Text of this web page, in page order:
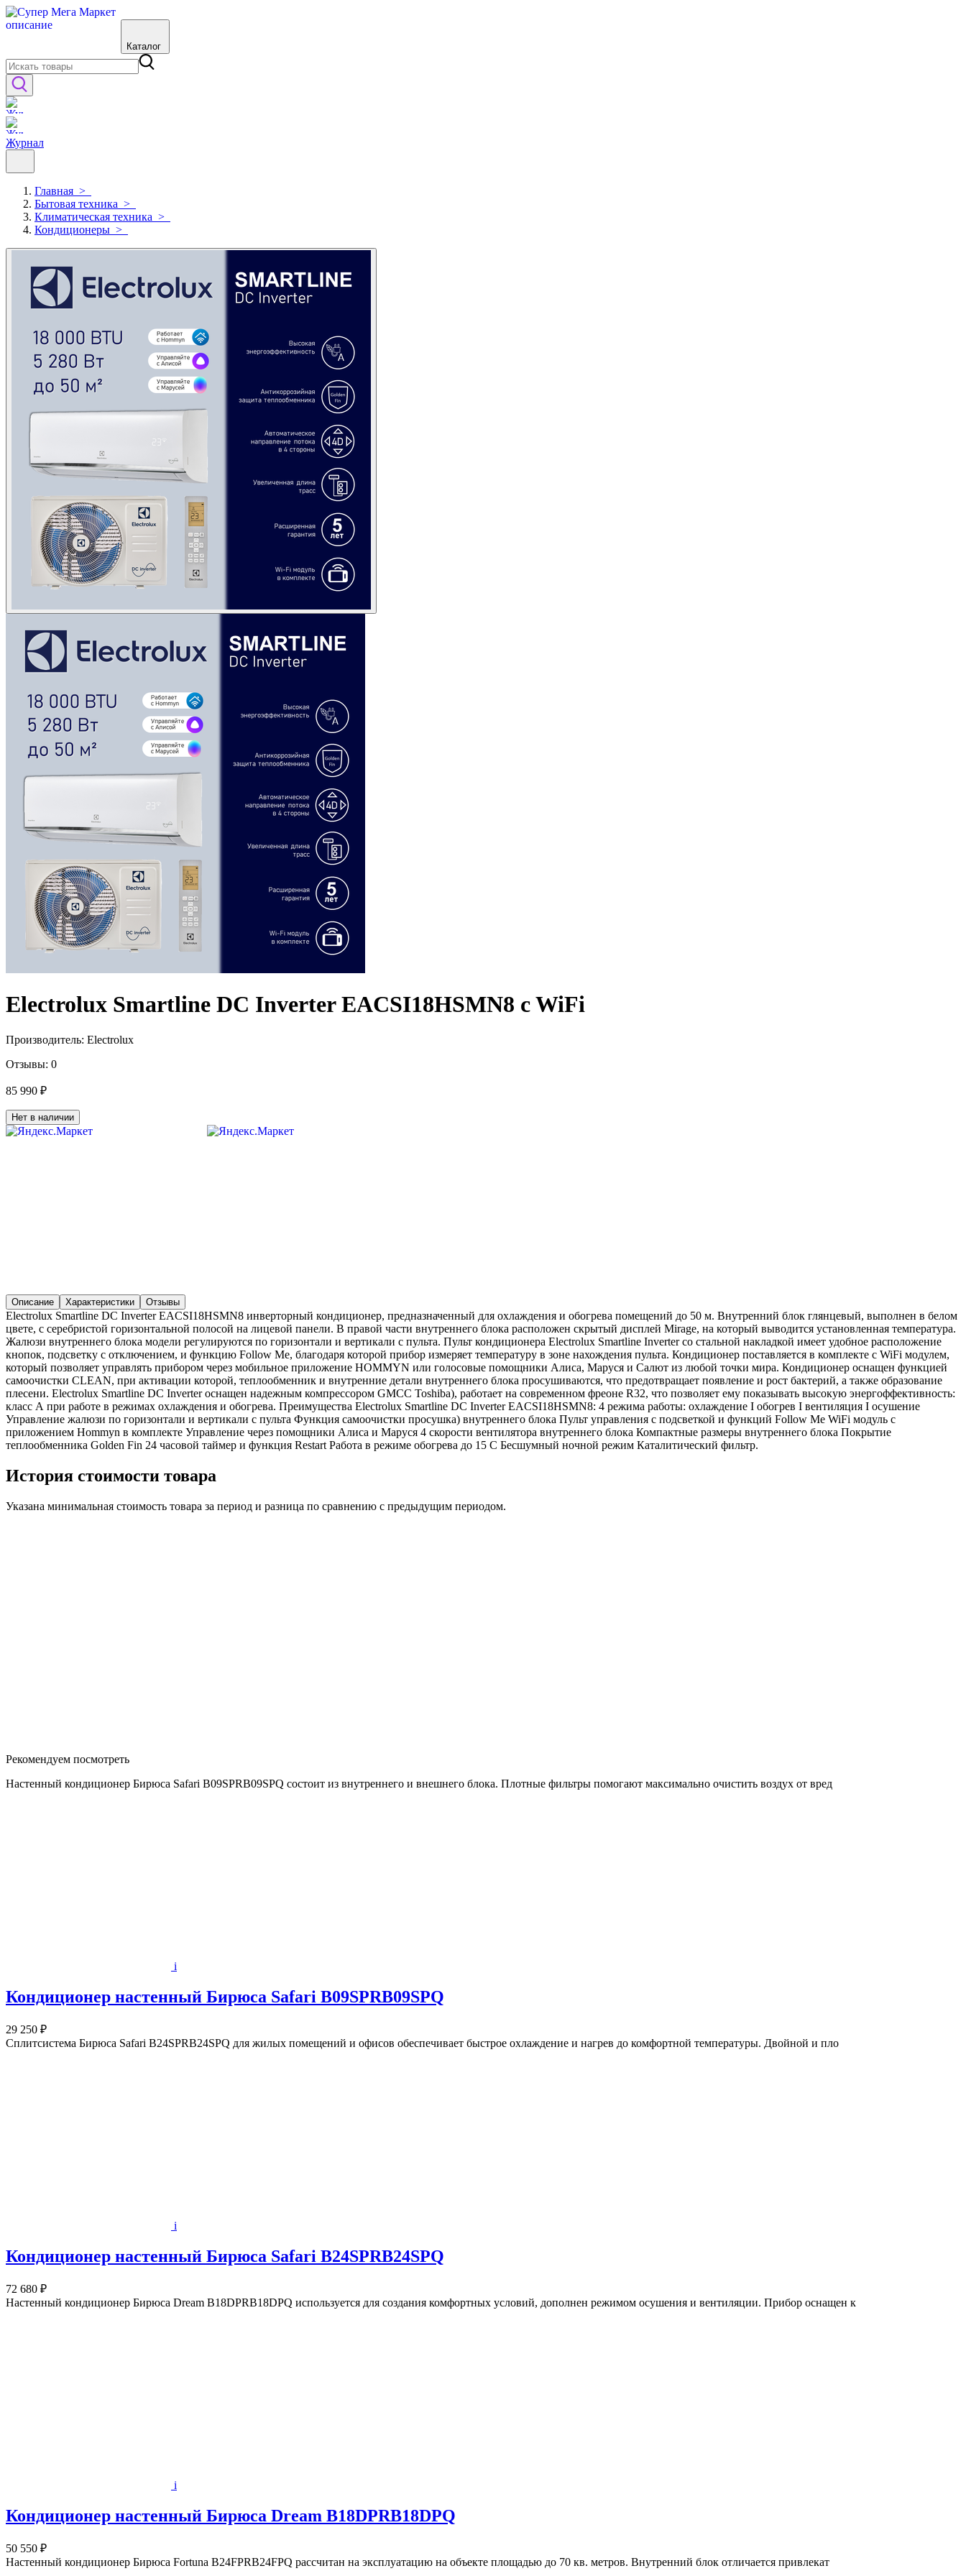
Каталог
Журнал
Главная >
Бытовая техника >
Климатическая техника >
Кондиционеры >
Electrolux Smartline DC Inverter EACSI18HSMN8 c WiFi
Производитель: Electrolux
Отзывы: 0
85 990 ₽
Нет в наличии
Описание Характеристики Отзывы
Electrolux Smartline DC Inverter EACSI18HSMN8 инверторный кондиционер, предназначенный для охлаждения и обогрева помещений до 50 м. Внутренний блок глянцевый, выполнен в белом
цвете, с серебристой горизонтальной полосой на лицевой панели. В правой части внутреннего блока расположен скрытый дисплей Mirage, на который выводится установленная температура.
Жалюзи внутреннего блока модели регулируются по горизонтали и вертикали с пульта. Пульт кондиционера Electrolux Smartline Inverter со стальной накладкой имеет удобное расположение
кнопок, подсветку с отключением, и функцию Follow Me, благодаря которой прибор измеряет температуру в зоне нахождения пульта. Кондиционер поставляется в комплекте с WiFi модулем,
который позволяет управлять прибором через мобильное приложение HOMMYN или голосовые помощники Алиса, Маруся и Салют из любой точки мира. Кондиционер оснащен функцией
самоочистки CLEAN, при активации которой, теплообменник и внутренние детали внутреннего блока просушиваются, что предотвращает появление и рост бактерий, а также образование
плесени. Electrolux Smartline DC Inverter оснащен надежным компрессором GMCC Toshiba), работает на современном фреоне R32, что позволяет ему показывать высокую энергоффективность:
класс А при работе в режимах охлаждения и обогрева. Преимущества Electrolux Smartline DC Inverter EACSI18HSMN8: 4 режима работы: охлаждение I обогрев I вентиляция I осушение
Управление жалюзи по горизонтали и вертикали с пульта Функция самоочистки просушка) внутреннего блока Пульт управления с подсветкой и функций Follow Me WiFi модуль с
приложением Hommyn в комплекте Управление через помощники Алиса и Маруся 4 скорости вентилятора внутреннего блока Компактные размеры внутреннего блока Покрытие
теплообменника Golden Fin 24 часовой таймер и функция Restart Работа в режиме обогрева до 15 С Бесшумный ночной режим Каталитический фильтр.
История стоимости товара
Указана минимальная стоимость товара за период и разница по сравнению с предыдущим периодом.
Рекомендуем посмотреть
Настенный кондиционер Бирюса Safari B09SPRB09SPQ состоит из внутреннего и внешнего блока. Плотные фильтры помогают максимально очистить воздух от вред
i
Кондиционер настенный Бирюса Safari B09SPRB09SPQ
29 250 ₽
Сплитсистема Бирюса Safari B24SPRB24SPQ для жилых помещений и офисов обеспечивает быстрое охлаждение и нагрев до комфортной температуры. Двойной и пло
i
Кондиционер настенный Бирюса Safari B24SPRB24SPQ
72 680 ₽
Настенный кондиционер Бирюса Dream B18DPRB18DPQ используется для создания комфортных условий, дополнен режимом осушения и вентиляции. Прибор оснащен к
i
Кондиционер настенный Бирюса Dream B18DPRB18DPQ
50 550 ₽
Настенный кондиционер Бирюса Fortuna B24FPRB24FPQ рассчитан на эксплуатацию на объекте площадью до 70 кв. метров. Внутренний блок отличается привлекат